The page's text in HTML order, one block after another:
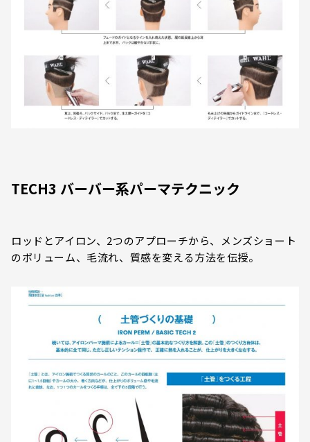
TECH3 バーバー系パーマテクニック
ロッドとアイロン、2つのアプローチから、メンズショート
のボリューム、毛流れ、質感を変える方法を伝授。